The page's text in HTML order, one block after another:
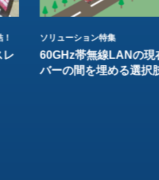
レ
ソリューション特集
60GHz帯無線LANの
バーの間を埋める選択